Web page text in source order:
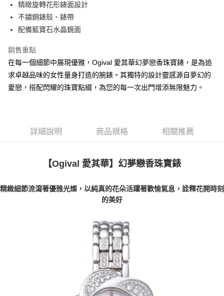
精緻旋轉花形錶面設計
不鏽鋼錶殼、錶帶
配備藍寶石水晶鏡面
銷售重點
在每一個細節中展現優雅，Ogival 愛其華幻夢戀香珠寶錶，是為追
求卓越品味的女性量身打造的腕錶。其獨特的設計靈感源自夢幻的
愛戀，搭配閃耀的珠寶點綴，為您的每一次出門增添無限魅力。
詳細說明 商品規格 相關推薦
【Ogival 愛其華】 幻夢戀香珠寶錶
精緻細節流瀉著優雅光燦，以純真的花朵活躍著歡愉氣息，詮釋花開時刻
的美好